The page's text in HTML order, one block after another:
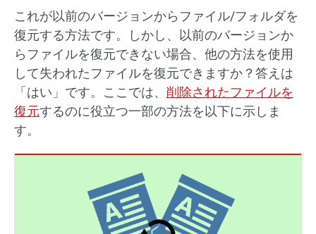
これが以前のバージョンからファイル/フォルダを
復元する方法です。しかし、以前のバージョンか
らファイルを復元できない場合、他の方法を使用
して失われたファイルを復元できますか？答えは
「はい」です。ここでは、 削除されたファイルを
復元するのに役立つ一部の方法を以下に示しま
す。